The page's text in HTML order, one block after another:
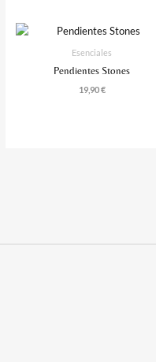
Esenciales
Pendientes Stones
19,90€